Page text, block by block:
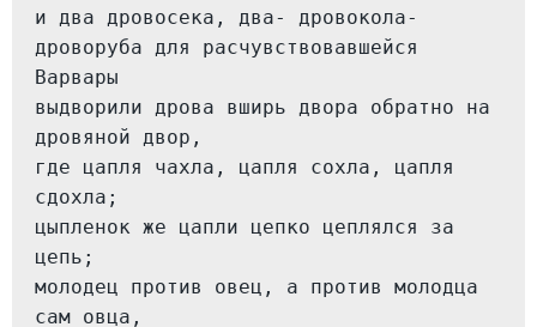
и два дровосека, два- дровокола-
дроворуба для расчувствовавшейся
Варвары
выдворили дрова вширь двора обратно на
дровяной двор,
где цапля чахла, цапля сохла, цапля
сдохла;
цыпленок же цапли цепко цеплялся за
цепь;
молодец против овец, а против молодца
сам овца,